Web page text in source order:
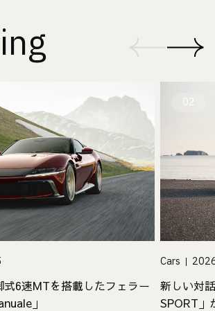
6速MTを搭載したフェラー
」
02
Cars
新しい対
SPORT」